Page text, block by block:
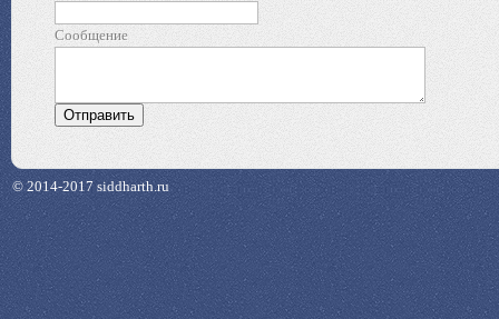
Сообщение
© 2014-2017 siddharth.ru